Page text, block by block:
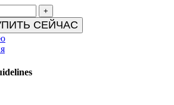
СЕЙЧАС